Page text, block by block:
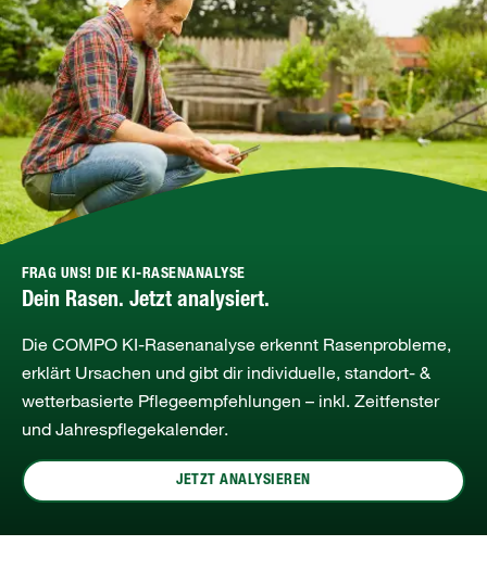
FRAG UNS! DIE KI-RASENANALYSE
Dein Rasen. Jetzt analysiert.
Die COMPO KI‑Rasenanalyse erkennt Rasenprobleme,
erklärt Ursachen und gibt dir individuelle, standort‑ &
wetterbasierte Pflegeempfehlungen – inkl. Zeitfenster
und Jahrespflegekalender.
JETZT ANALYSIEREN